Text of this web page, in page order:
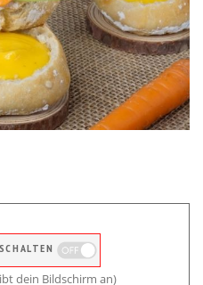
dein Bildschirm an)